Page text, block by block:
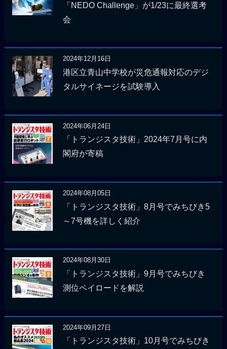
「NEDO Challenge」が1/23に最終選考
会
2024年12月16日
港区立青山中学校が災危通報対応のデジ
タルサイネージを試験導入
2024年06月24日
「トランジスタ技術」2024年7月号に内
閣府が寄稿
2024年08月05日
「トランジスタ技術」8月号でみちびき5
～7号機を詳しく紹介
2024年08月30日
「トランジスタ技術」9月号でみちびき
測位ペイロードを解説
2024年09月27日
「トランジスタ技術」10月号でみちびき